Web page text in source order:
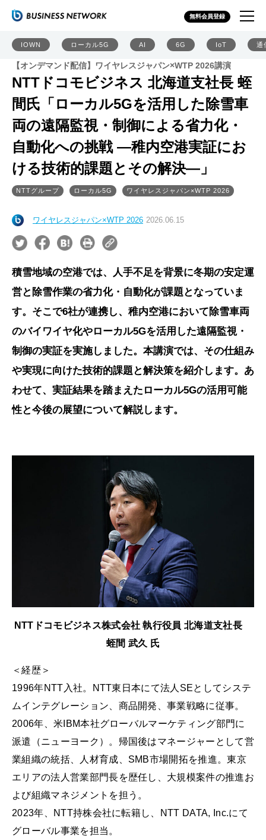
無料会員登録
IOWN ローカル5G AI 6G IoT 通
【オンデマンド配信】ワイヤレスジャパン×WTP 2026講演
NTTドコモビジネス 北海道支社長 蛭
間氏「ローカル5Gを活用した除雪車
両の遠隔監視・制御による省力化・
自動化への挑戦 ―稚内空港実証にお
ける技術的課題とその解決―」
NTTグループ ローカル5G ワイヤレスジャパン×WTP 2026
ワイヤレスジャパン×WTP 2026 2026.06.15
積雪地域の空港では、人手不足を背景に冬期の安定運
営と除雪作業の省力化・自動化が課題となっていま
す。そこで6社が連携し、稚内空港において除雪車両
のバイワイヤ化やローカル5Gを活用した遠隔監視・
制御の実証を実施しました。本講演では、その仕組み
や実現に向けた技術的課題と解決策を紹介します。あ
わせて、実証結果を踏まえたローカル5Gの活用可能
性と今後の展望について解説します。
NTTドコモビジネス株式会社 執行役員 北海道支社長
蛭間 武久 氏
＜経歴＞
1996年NTT入社。NTT東日本にて法人SEとしてシステ
ムインテグレーション、商品開発、事業戦略に従事。
2006年、米IBM本社グローバルマーケティング部門に
派遣（ニューヨーク）。帰国後はマネージャーとして営
業組織の統括、人材育成、SMB市場開拓を推進。東京
エリアの法人営業部門長を歴任し、大規模案件の推進お
よび組織マネジメントを担う。
2023年、NTT持株会社に転籍し、NTT DATA, Inc.にて
グローバル事業を担当。